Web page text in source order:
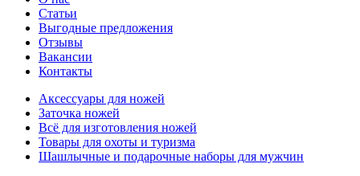
Статьи
Выгодные предложения
Отзывы
Вакансии
Контакты
Аксессуары для ножей
Заточка ножей
Всё для изготовления ножей
Товары для охоты и туризма
Шашлычные и подарочные наборы для мужчин